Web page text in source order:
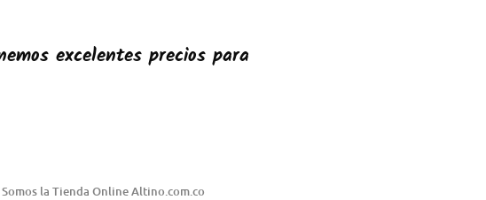
excelentes precios para
la Tienda Online Altino.com.co